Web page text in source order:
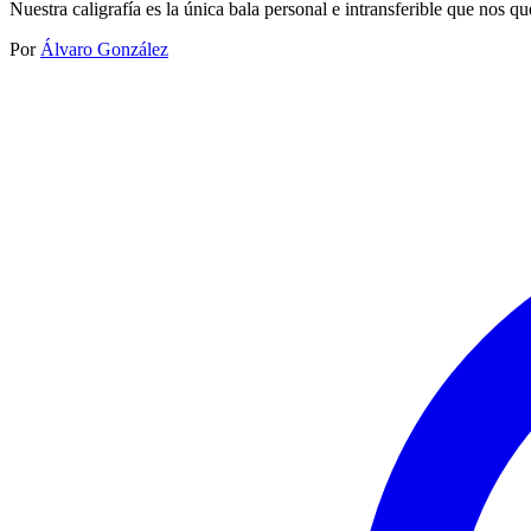
Nuestra caligrafía es la única bala personal e intransferible que nos
Por Álvaro González